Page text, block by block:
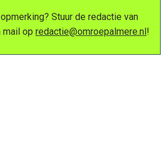
Stuur de redactie van
mail op redactie@omroepalmere.nl!